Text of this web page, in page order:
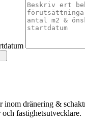
inom dränering &
fastighetsutvecklare.